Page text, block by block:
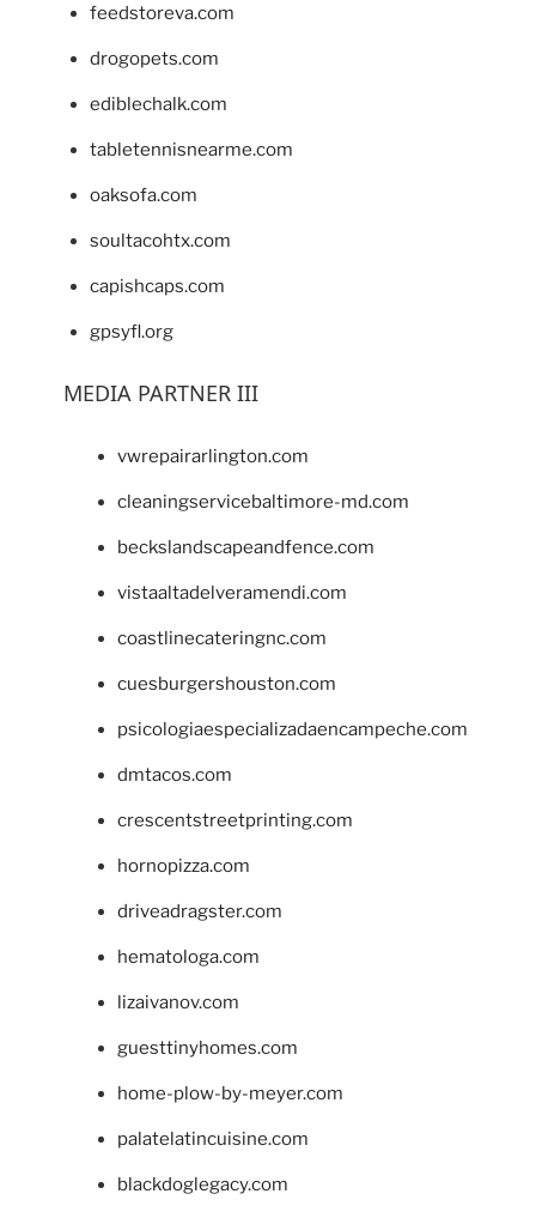
feedstoreva.com
drogopets.com
ediblechalk.com
tabletennisnearme.com
oaksofa.com
soultacohtx.com
capishcaps.com
gpsyfl.org
MEDIA PARTNER III
vwrepairarlington.com
cleaningservicebaltimore-md.com
beckslandscapeandfence.com
vistaaltadelveramendi.com
coastlinecateringnc.com
cuesburgershouston.com
psicologiaespecializadaencampeche.com
dmtacos.com
crescentstreetprinting.com
hornopizza.com
driveadragster.com
hematologa.com
lizaivanov.com
guesttinyhomes.com
home-plow-by-meyer.com
palatelatincuisine.com
blackdoglegacy.com